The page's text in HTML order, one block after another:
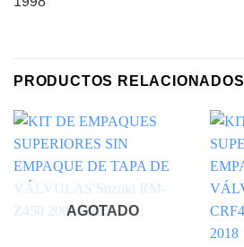
PRODUCTOS RELACIONADOS
AGOTADO